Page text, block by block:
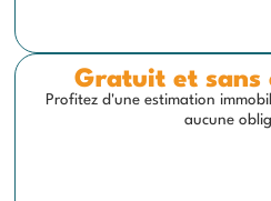
Gratuit et sans
Profitez d'une estimation
aucune